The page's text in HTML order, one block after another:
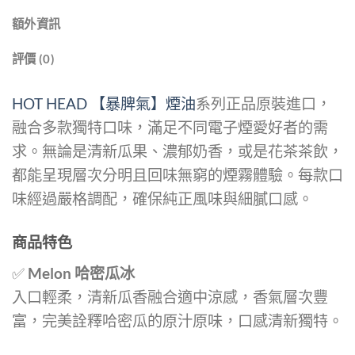
額外資訊
評價 (0)
HOT HEAD 【暴脾氣】煙油系列正品原裝進口，
融合多款獨特口味，滿足不同電子煙愛好者的需
求。無論是清新瓜果、濃郁奶香，或是花茶茶飲，
都能呈現層次分明且回味無窮的煙霧體驗。每款口
味經過嚴格調配，確保純正風味與細膩口感。
商品特色
✅ Melon 哈密瓜冰
入口輕柔，清新瓜香融合適中涼感，香氣層次豐
富，完美詮釋哈密瓜的原汁原味，口感清新獨特。